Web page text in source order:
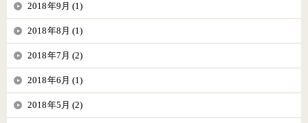
2018年9月 (1)
2018年8月 (1)
2018年7月 (2)
2018年6月 (1)
2018年5月 (2)